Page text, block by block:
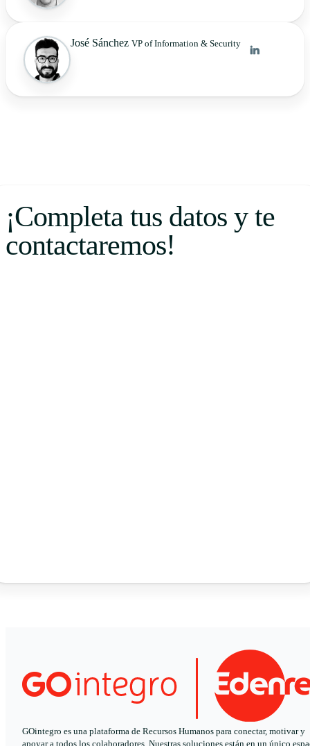
José Sánchez VP of Information & Security
¡Completa tus datos y te
contactaremos!
GOintegro es una plataforma de Recursos Humanos para conectar, motivar y
apoyar a todos los colaboradores. Nuestras soluciones están en un único